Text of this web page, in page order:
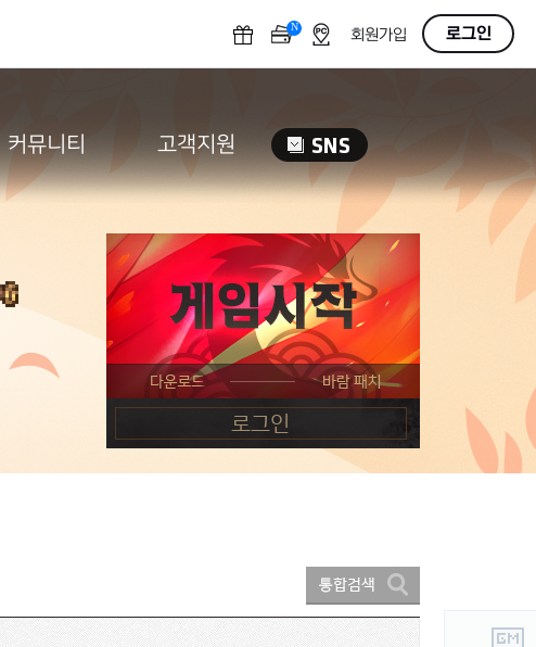
N OFF회원가입 로그인
커뮤니티 고객지원